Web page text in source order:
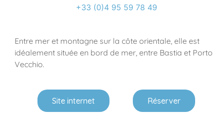
+33 (0)4 95 59 78 49
Entre mer et montagne sur la côte orientale, elle est
idéalement située en bord de mer, entre Bastia et Porto
Vecchio.
Site internet Réserver